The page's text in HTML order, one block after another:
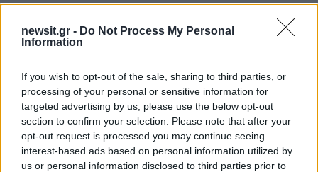
newsit.gr - Do Not Process My Personal
Information
If you wish to opt-out of the sale, sharing to third parties, or
processing of your personal or sensitive information for
targeted advertising by us, please use the below opt-out
section to confirm your selection. Please note that after your
opt-out request is processed you may continue seeing
interest-based ads based on personal information utilized by
us or personal information disclosed to third parties prior to
πόδι.
Ο νεαρός παίκτης αναμένεται να μεταφερθεί σε
κέντρο αποκατάστασης στις ΗΠΑ.
ΔΙΑΦΗΜΙΣΗ